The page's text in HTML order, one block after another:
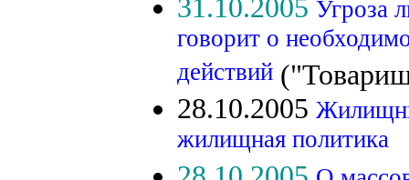
31.10.2005 Угроза
говорит о
действий
28.10.2005
жилищная политика